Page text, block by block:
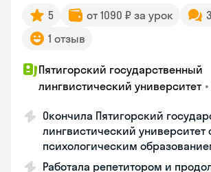
5 от 1090 ₽ за урок
1 отзыв
Пятигорский государственный
лингвистический университет •
Окончила Пятигорский
лингвистический университет
психологическим
Работала репетитором и